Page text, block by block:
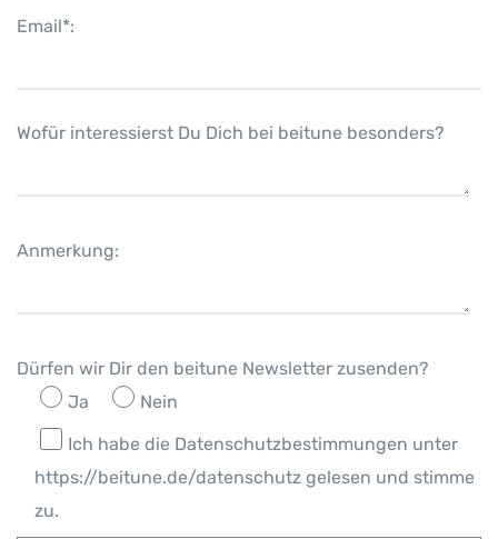
Email*:
Wofür interessierst Du Dich bei beitune besonders?
Anmerkung:
Dürfen wir Dir den beitune Newsletter zusenden?
Ja
Nein
Ich habe die Datenschutzbestimmungen unter
https://beitune.de/datenschutz gelesen und stimme
zu.